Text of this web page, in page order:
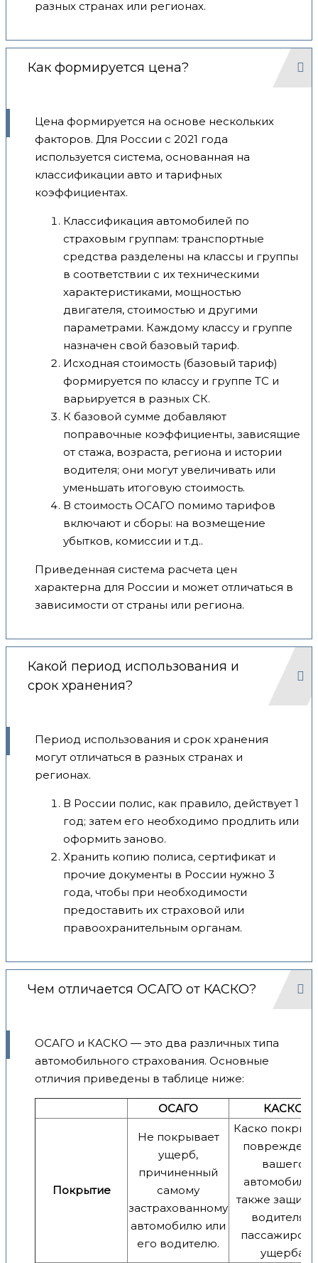
разных странах или регионах.
Как формируется цена?
Цена формируется на основе нескольких
факторов. Для России с 2021 года
используется система, основанная на
классификации авто и тарифных
коэффициентах.
Классификация автомобилей по
страховым группам: транспортные
средства разделены на классы и группы
в соответствии с их техническими
характеристиками, мощностью
двигателя, стоимостью и другими
параметрами. Каждому классу и группе
назначен свой базовый тариф.
Исходная стоимость (базовый тариф)
формируется по классу и группе ТС и
варьируется в разных СК.
К базовой сумме добавляют
поправочные коэффициенты, зависящие
от стажа, возраста, региона и истории
водителя; они могут увеличивать или
уменьшать итоговую стоимость.
В стоимость ОСАГО помимо тарифов
включают и сборы: на возмещение
убытков, комиссии и т.д..
Приведенная система расчета цен
характерна для России и может отличаться в
зависимости от страны или региона.
Какой период использования и
срок хранения?
Период использования и срок хранения
могут отличаться в разных странах и
регионах.
В России полис, как правило, действует 1
год; затем его необходимо продлить или
оформить заново.
Хранить копию полиса, сертификат и
прочие документы в России нужно 3
года, чтобы при необходимости
предоставить их страховой или
правоохранительным органам.
Чем отличается ОСАГО от КАСКО?
ОСАГО и КАСКО — это два различных типа
автомобильного страхования. Основные
отличия приведены в таблице ниже:
ОСАГО КАСКО
Покрытие
Не покрывает
ущерб,
причиненный
самому
застрахованному
автомобилю или
его водителю.
Каско
вашего
автомобиля,
также
водителя и
пассажиров
ущерба.